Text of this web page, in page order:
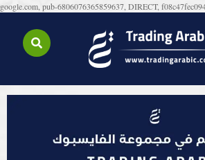
google.com, pub-6806076365859637, DIRECT,